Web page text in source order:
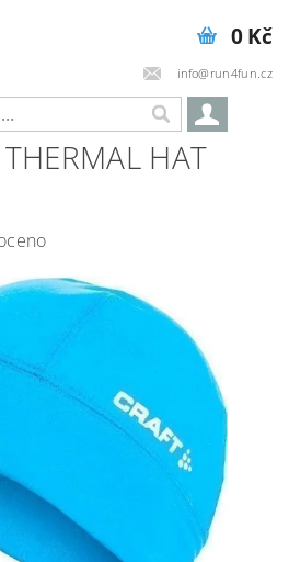
info@run4fun.cz
0 Kč
HAT